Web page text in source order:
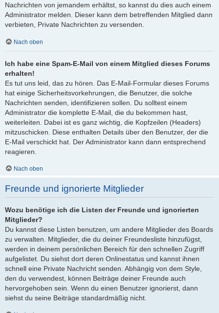
Nachrichten von jemandem erhältst, so kannst du dies auch einem
Administrator melden. Dieser kann dem betreffenden Mitglied dann
verbieten, Private Nachrichten zu versenden.
Nach oben
Ich habe eine Spam-E-Mail von einem Mitglied dieses Forums
erhalten!
Es tut uns leid, das zu hören. Das E-Mail-Formular dieses Forums
hat einige Sicherheitsvorkehrungen, die Benutzer, die solche
Nachrichten senden, identifizieren sollen. Du solltest einem
Administrator die komplette E-Mail, die du bekommen hast,
weiterleiten. Dabei ist es ganz wichtig, die Kopfzeilen (Headers)
mitzuschicken. Diese enthalten Details über den Benutzer, der die
E-Mail verschickt hat. Der Administrator kann dann entsprechend
reagieren.
Nach oben
Freunde und ignorierte Mitglieder
Wozu benötige ich die Listen der Freunde und ignorierten
Mitglieder?
Du kannst diese Listen benutzen, um andere Mitglieder des Boards
zu verwalten. Mitglieder, die du deiner Freundesliste hinzufügst,
werden in deinem persönlichen Bereich für den schnellen Zugriff
aufgelistet. Du siehst dort deren Onlinestatus und kannst ihnen
schnell eine Private Nachricht senden. Abhängig von dem Style,
den du verwendest, können Beiträge deiner Freunde auch
hervorgehoben sein. Wenn du einen Benutzer ignorierst, dann
siehst du seine Beiträge standardmäßig nicht.